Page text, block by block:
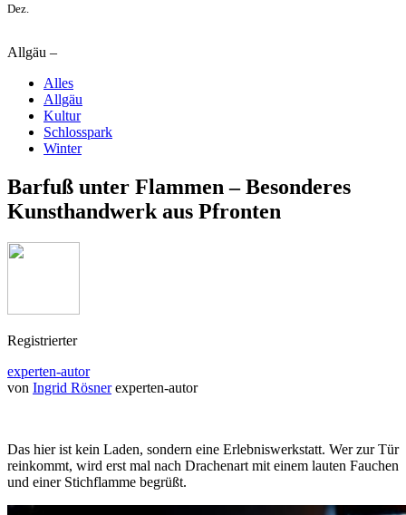
Dez.
Allgäu –
Alles
Allgäu
Kultur
Schlosspark
Winter
Barfuß unter Flammen – Besonderes
Kunsthandwerk aus Pfronten
Registrierter
experten-autor
von Ingrid Rösner experten-autor
Das hier ist kein Laden, sondern eine Erlebniswerkstatt. Wer zur Tür
reinkommt, wird erst mal nach Drachenart mit einem lauten Fauchen
und einer Stichflamme begrüßt.